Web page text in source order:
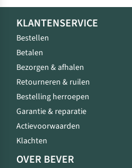
KLANTENSERVICE
Bestellen
Betalen
Bezorgen & afhalen
Retourneren & ruilen
Bestelling herroepen
Garantie & reparatie
Actievoorwaarden
Klachten
OVER BEVER